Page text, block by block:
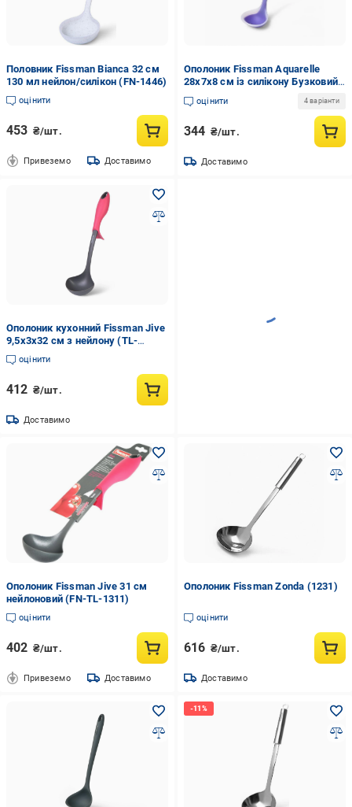
Половник Fissman Bianca 32 см
130 мл нейлон/силікон (FN-1446)
оцінити
453 ₴/шт.
Привеземо Доставимо
Ополоник Fissman Aquarelle
28x7x8 см із силікону Бузковий
(7740.2)
оцінити 4 варіанти
344 ₴/шт.
Доставимо
Ополоник кухонний Fissman Jive
9,5x3x32 см з нейлону (TL-
1311.LD)
оцінити
412 ₴/шт.
Доставимо
Ополоник Fissman Jive 31 см
нейлоновий (FN-TL-1311)
оцінити
402 ₴/шт.
Привеземо Доставимо
Ополоник Fissman Zonda (1231)
оцінити
616 ₴/шт.
Доставимо